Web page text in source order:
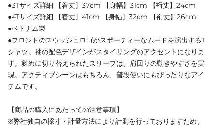
●3Tサイズ詳細:【着丈】37cm 【身幅】31cm 【裄丈】24cm
●4Tサイズ詳細:【着丈】41cm 【身幅】32cm 【裄丈】26cm
●ベトナム製
●フロントのスウッシュロゴがスポーティーなムードを演出するT
シャツ。袖の配色デザインがスタイリングのアクセントになりま
す。斜めに切り替えられたスリーブは、肩回りの動きやすさを実
現。アクティブシーンはもちろん、普段使いにもぴったりなアイ
テムです。
【商品の購入にあたっての注意事項】
※弊社独自の採寸・計量方法により計測を行っておりますため、